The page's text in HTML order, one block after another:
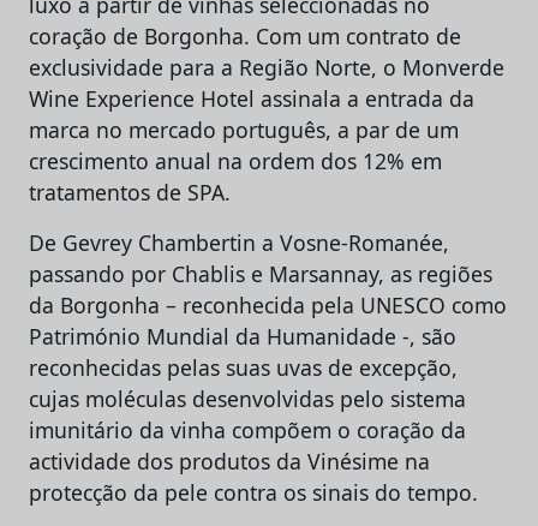
coração de Borgonha. Com um contrato de
exclusividade para a Região Norte, o Monverde
Wine Experience Hotel assinala a entrada da
marca no mercado português, a par de um
crescimento anual na ordem dos 12% em
tratamentos de SPA.
De Gevrey Chambertin a Vosne-Romanée,
passando por Chablis e Marsannay, as regiões
da Borgonha – reconhecida pela UNESCO como
Património Mundial da Humanidade -, são
reconhecidas pelas suas uvas de excepção,
cujas moléculas desenvolvidas pelo sistema
imunitário da vinha compõem o coração da
actividade dos produtos da Vinésime na
protecção da pele contra os sinais do tempo.